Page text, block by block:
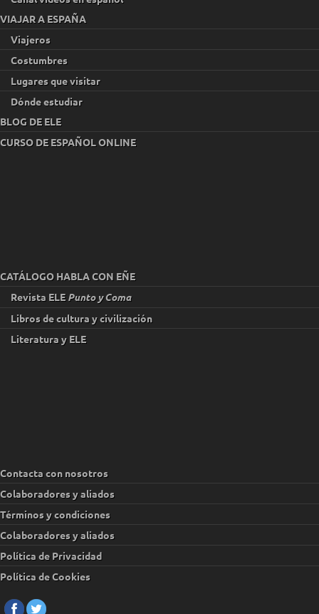
VIAJAR A ESPAÑA
Viajeros
Costumbres
Lugares que visitar
Dónde estudiar
BLOG DE ELE
CURSO DE ESPAÑOL ONLINE
CATÁLOGO HABLA CON EÑE
Revista ELEPunto y Coma
Libros de cultura y civilización
Literatura y ELE
Contacta con nosotros
Colaboradores y aliados
Términos y condiciones
Colaboradores y aliados
Política de Privacidad
Política de Cookies